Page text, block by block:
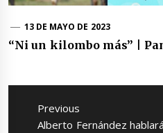
13 DE MAYO DE 2023
“Ni un kilombo más” |
Navegación
entradas
Previous
Previous
Alberto Fernández